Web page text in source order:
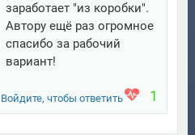
заработает "из коробки".
Автору ещё раз огромное
спасибо за рабочий
вариант!
1
Войдите, чтобы ответить